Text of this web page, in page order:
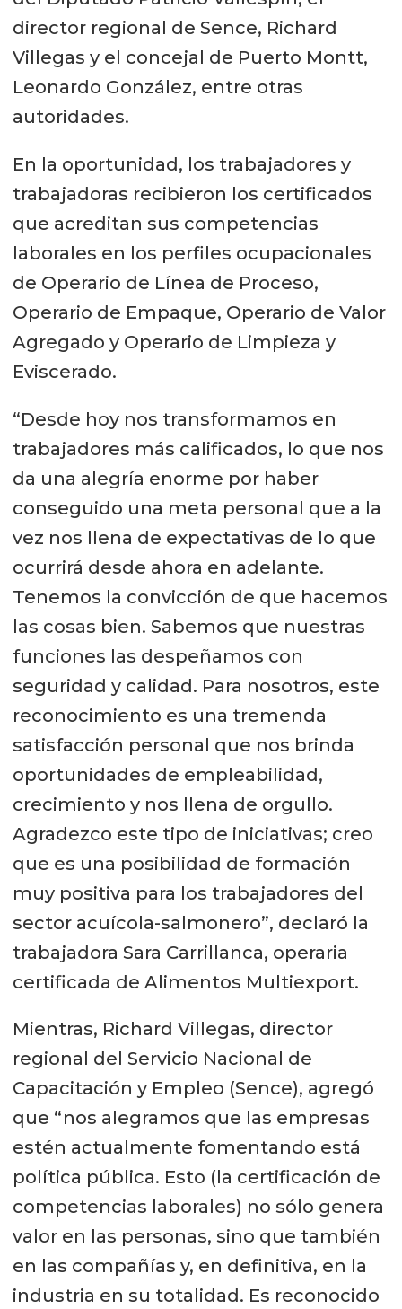
director regional de Sence, Richard
Villegas y el concejal de Puerto Montt,
Leonardo González, entre otras
autoridades.
En la oportunidad, los trabajadores y
trabajadoras recibieron los certificados
que acreditan sus competencias
laborales en los perfiles ocupacionales
de Operario de Línea de Proceso,
Operario de Empaque, Operario de Valor
Agregado y Operario de Limpieza y
Eviscerado.
“Desde hoy nos transformamos en
trabajadores más calificados, lo que nos
da una alegría enorme por haber
conseguido una meta personal que a la
vez nos llena de expectativas de lo que
ocurrirá desde ahora en adelante.
Tenemos la convicción de que hacemos
las cosas bien. Sabemos que nuestras
funciones las despeñamos con
seguridad y calidad. Para nosotros, este
reconocimiento es una tremenda
satisfacción personal que nos brinda
oportunidades de empleabilidad,
crecimiento y nos llena de orgullo.
Agradezco este tipo de iniciativas; creo
que es una posibilidad de formación
muy positiva para los trabajadores del
sector acuícola-salmonero”, declaró la
trabajadora Sara Carrillanca, operaria
certificada de Alimentos Multiexport.
Mientras, Richard Villegas, director
regional del Servicio Nacional de
Capacitación y Empleo (Sence), agregó
que “nos alegramos que las empresas
estén actualmente fomentando está
política pública. Esto (la certificación de
competencias laborales) no sólo genera
valor en las personas, sino que también
en las compañías y, en definitiva, en la
industria en su totalidad. Es reconocido